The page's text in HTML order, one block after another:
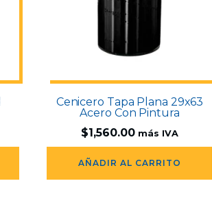
Cenicero Tapa Plana 29x63
Acero Con Pintura
$1,560.00 más IVA
AÑADIR AL CARRITO